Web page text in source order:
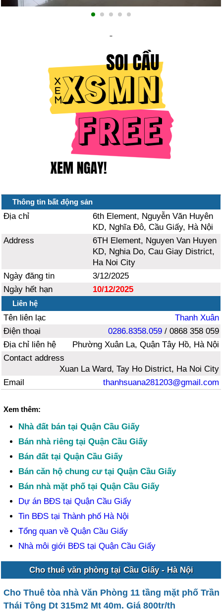
Thông tin bất động sản
Địa chỉ
6th Element, Nguyễn Văn Huyên
KD, Nghĩa Đô, Cầu Giấy, Hà Nội
Address
6TH Element, Nguyen Van Huyen
KD, Nghia Do, Cau Giay District,
Ha Noi City
Ngày đăng tin
3/12/2025
Ngày hết hạn
10/12/2025
Liên hệ
Tên liên lạc
Thanh Xuân
Điện thoại
0286.8358.059/ 0868 358 059
Địa chỉ liên hệ
Phường Xuân La, Quận Tây Hồ, Hà Nội
Contact address
Xuan La Ward, Tay Ho District, Ha Noi City
Email
thanhsuana281203@gmail.com
Xem thêm:
Nhà đất bán tại Quận Cầu Giấy
Bán nhà riêng tại Quận Cầu Giấy
Bán đất tại Quận Cầu Giấy
Bán căn hộ chung cư tại Quận Cầu Giấy
Bán nhà mặt phố tại Quận Cầu Giấy
Dự án BĐS tại Quận Cầu Giấy
Tin BĐS tại Thành phố Hà Nội
Tổng quan về Quận Cầu Giấy
Nhà môi giới BĐS tại Quận Cầu Giấy
Cho thuê văn phòng tại Cầu Giấy - Hà Nội
Cho Thuê tòa nhà Văn Phòng 11 tầng mặt phố Trần
Thái Tông Dt 315m2 Mt 40m. Giá 800tr/th